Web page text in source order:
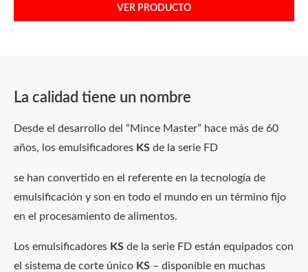
VER PRODUCTO
La calidad tiene un nombre
Desde el desarrollo del “Mince Master” hace más de 60
años, los emulsificadores KS de la serie FD
se han convertido en el referente en la tecnología de
emulsificación y son en todo el mundo en un término fijo
en el procesamiento de alimentos.
Los emulsificadores KS de la serie FD están equipados con
el sistema de corte único KS – disponible en muchas